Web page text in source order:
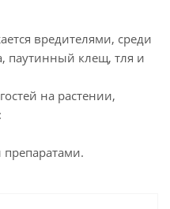
вредителями, среди
паутинный клещ, тля и
на растении,